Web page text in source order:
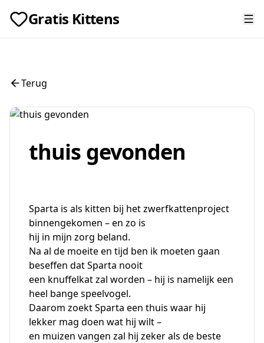
Gratis Kittens
Terug
thuis gevonden
Sparta is als kitten bij het zwerfkattenproject
binnengekomen – en zo is
hij in mijn zorg beland.
Na al de moeite en tijd ben ik moeten gaan
beseffen dat Sparta nooit
een knuffelkat zal worden – hij is namelijk een
heel bange speelvogel.
Daarom zoekt Sparta een thuis waar hij
lekker mag doen wat hij wilt –
en muizen vangen zal hij zeker als de beste